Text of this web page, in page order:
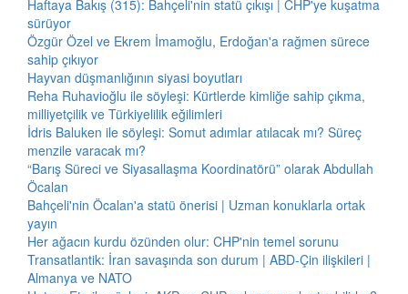
Haftaya Bakış (315): Bahçeli'nin statü çıkışı | CHP'ye kuşatma
sürüyor
Özgür Özel ve Ekrem İmamoğlu, Erdoğan'a rağmen sürece
sahip çıkıyor
Hayvan düşmanlığının siyasi boyutları
Reha Ruhavioğlu ile söyleşi: Kürtlerde kimliğe sahip çıkma,
milliyetçilik ve Türkiyelilik eğilimleri
İdris Baluken ile söyleşi: Somut adımlar atılacak mı? Süreç
menzile varacak mı?
“Barış Süreci ve Siyasallaşma Koordinatörü” olarak Abdullah
Öcalan
Bahçeli'nin Öcalan'a statü önerisi | Uzman konuklarla ortak
yayın
Her ağacın kurdu özünden olur: CHP'nin temel sorunu
Transatlantik: İran savaşında son durum | ABD-Çin ilişkileri |
Almanya ve NATO